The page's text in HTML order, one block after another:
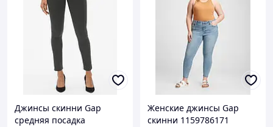
Джинсы скинни Gap
средняя посадка
Женские джинсы Gap
скинни 1159786171